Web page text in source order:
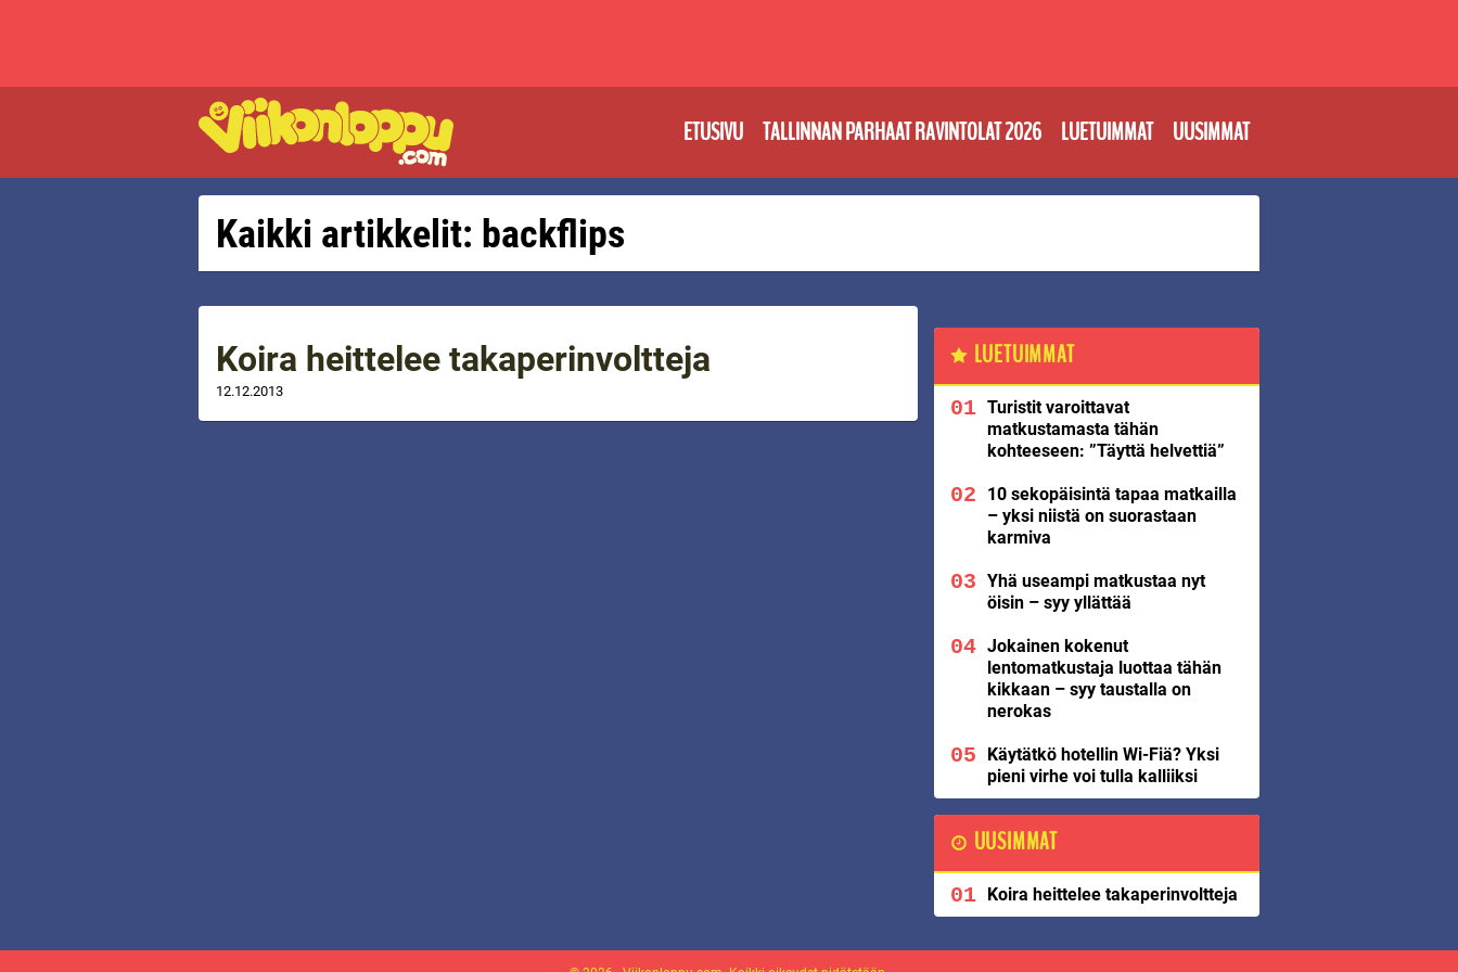
ETUSIVU TALLINNAN PARHAAT RAVINTOLAT 2026 LUETUIMMAT UUSIMMAT
Kaikki artikkelit: backflips
Koira heittelee takaperinvoltteja
12.12.2013
LUETUIMMAT
Turistit varoittavat
matkustamasta tähän
kohteeseen: ”Täyttä helvettiä”
10 sekopäisintä tapaa matkailla
– yksi niistä on suorastaan
karmiva
Yhä useampi matkustaa nyt
öisin – syy yllättää
Jokainen kokenut
lentomatkustaja luottaa tähän
kikkaan – syy taustalla on
nerokas
Käytätkö hotellin Wi-Fiä? Yksi
pieni virhe voi tulla kalliiksi
UUSIMMAT
Koira heittelee takaperinvoltteja